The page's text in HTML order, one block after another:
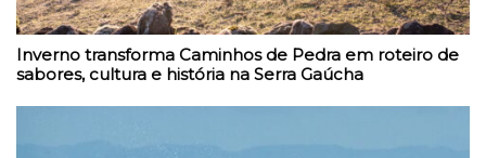
Inverno transforma Caminhos de Pedra em roteiro de
sabores, cultura e história na Serra Gaúcha